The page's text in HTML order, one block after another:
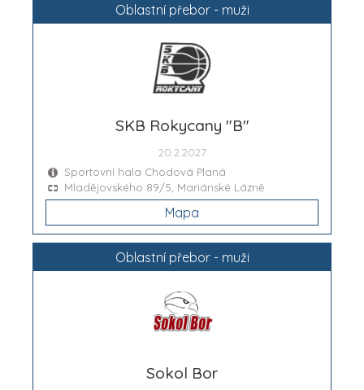
Oblastní přebor - muži
SKB Rokycany "B"
20.2.2027
Sportovní hala Chodová Planá
Mladějovského 89/5, Mariánské Lázně
Mapa
Oblastní přebor - muži
Sokol Bor